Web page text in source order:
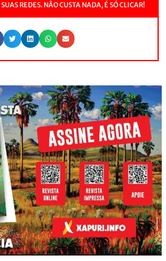
REDES. NÃO CUSTA NADA, É SÓ CLICAR!